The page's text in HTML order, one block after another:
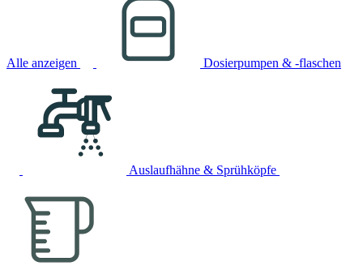
Alle anzeigen Dosierpumpen & -flaschen
Auslaufhähne & Sprühköpfe